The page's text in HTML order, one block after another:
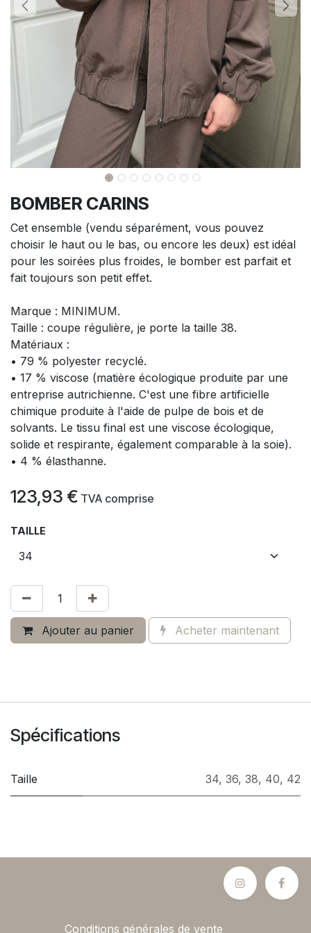
BOMBER CARINS
Cet ensemble (vendu séparément, vous pouvez
choisir le haut ou le bas, ou encore les deux) est idéal
pour les soirées plus froides, le bomber est parfait et
fait toujours son petit effet.
Marque : MINIMUM.
Taille : coupe régulière, je porte la taille 38.
Matériaux :
• 79 % polyester recyclé.
• 17 % viscose (matière écologique produite par une
entreprise autrichienne. C'est une fibre artificielle
chimique produite à l'aide de pulpe de bois et de
solvants. Le tissu final est une viscose écologique,
solide et respirante, également comparable à la soie).
• 4 % élasthanne.
123,93 € TVA comprise
TAILLE
Ajouter au panier Acheter maintenant
Spécifications
Taille 34, 36, 38, 40, 42
Conditions générales de vente